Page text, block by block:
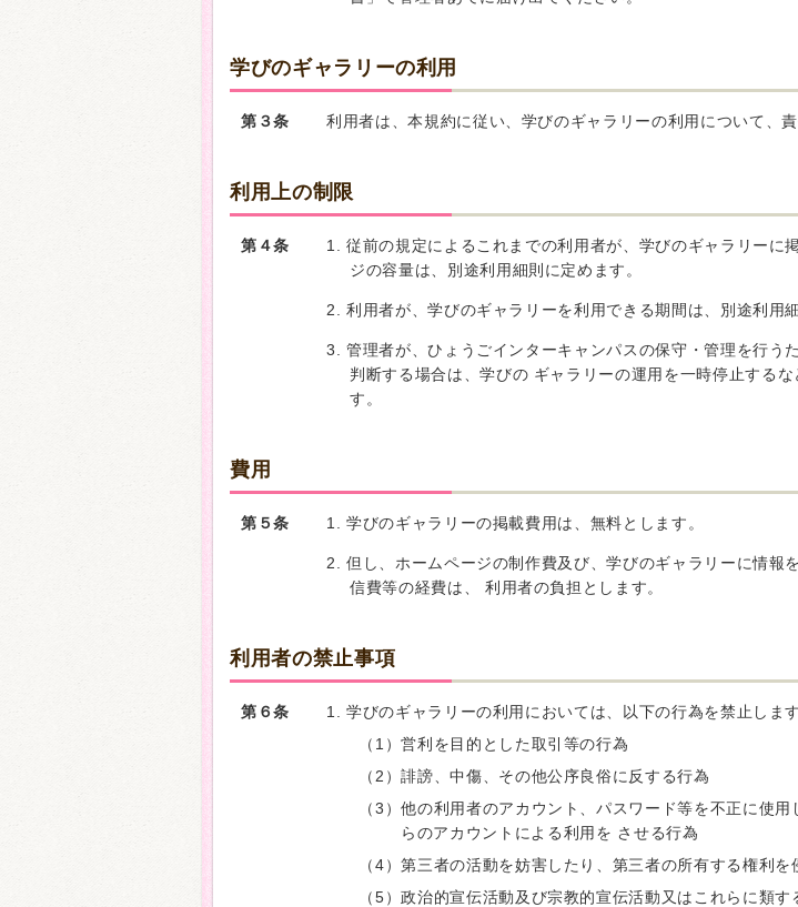
学びのギャラリーの利用
第３条 利用者は、本規約に従い、学びのギャラリーの利用について、責
利用上の制限
第４条
1. 従前の規定によるこれまでの利用者が、学びのギャラリーに
ジの容量は、別途利用細則に定めます。
2. 利用者が、学びのギャラリーを利用できる期間は、別途利用
3. 管理者が、ひょうごインターキャンパスの保守・管理を行う
判断する場合は、学びの ギャラリーの運用を一時停止するな
す。
費用
第５条 1. 学びのギャラリーの掲載費用は、無料とします。
2. 但し、ホームページの制作費及び、学びのギャラリーに情報
信費等の経費は、 利用者の負担とします。
利用者の禁止事項
第６条
1. 学びのギャラリーの利用においては、以下の行為を禁止します
（1）営利を目的とした取引等の行為
（2）誹謗、中傷、その他公序良俗に反する行為
（3）他の利用者のアカウント、パスワード等を不正に使用
らのアカウントによる利用を させる行為
（4）第三者の活動を妨害したり、第三者の所有する権利を
（5）政治的宣伝活動及び宗教的宣伝活動又はこれらに類す